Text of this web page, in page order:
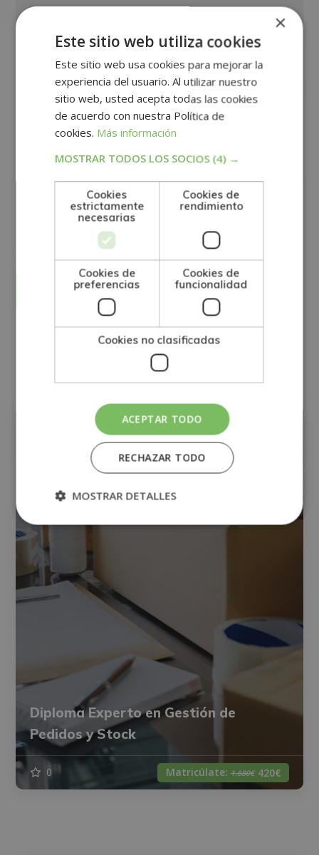
GRUPO TARRACO DE ESCUELAS DE FORMACIÓN DE POSTGRADO, S.L., CIF:
B01589969, Domicilio: C/ Amadeu Vives, 5, Bloque 1 - Bajo C, 43481, La
Pineda, Tarragona.
Finalidad del Tratamiento: Tratamos la información que nos facilita con el
fin de enviarle correos electrónicos de tipo comercial relacionado con
los productos ofrecidos y otros tipo de productos que fueran de su
Legitimación del tratamiento: Consentimiento del interesado.
Derechos: Puede ejercitar sus derechos identificándose suficientemente,
dirigiéndose a la dirección direccion@grupotarraco.com.
Para más información consulte nuestra Política de Privacidad.
Desea recibir información comercial (vía telefónica y/o email):
Otras titulaciones
SISTEMAS Y OPERACIONES
Diploma Experto en Gestión de
Pedidos y Stock
0 Matricúlate:1.680€ 420€
×
Este sitio web utiliza cookies
Este sitio web usa cookies para mejorar la
experiencia del usuario. Al utilizar nuestro
sitio web, usted acepta todas las cookies
de acuerdo con nuestra Política de
cookies. Más información
MOSTRAR TODOS LOS SOCIOS (4) →
Cookies
estrictamente
necesarias
Cookies de
rendimiento
Cookies de
preferencias
Cookies de
funcionalidad
Cookies no clasificadas
ACEPTAR TODO
RECHAZAR TODO
MOSTRAR DETALLES